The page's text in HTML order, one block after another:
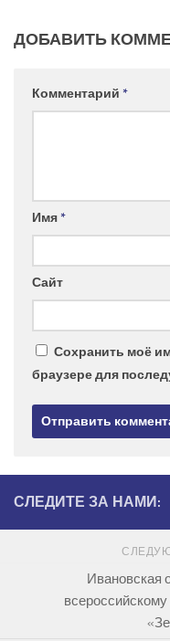
ДОБАВИТЬ
Комментарий *
Имя*
Сайт
Сохранить моё
браузере для
СЛЕДИТЕ ЗА НАМИ:
Ивановская